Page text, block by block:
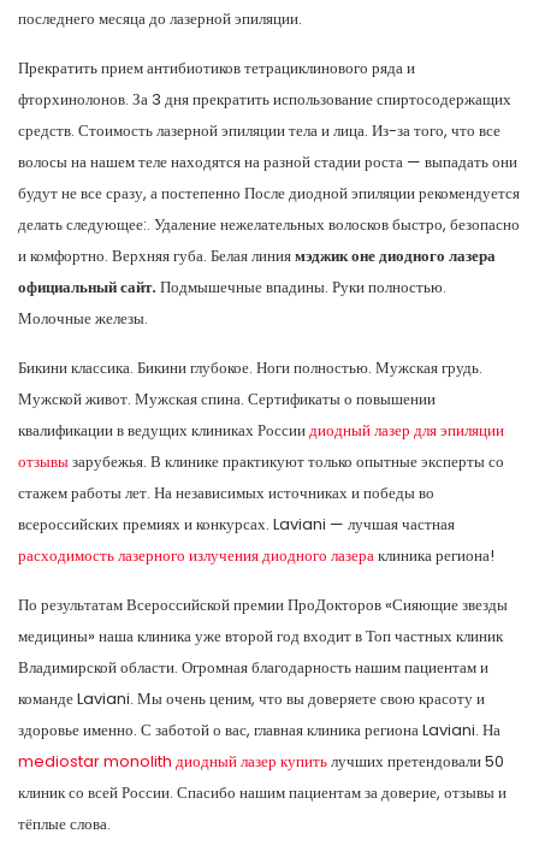
последнего месяца до лазерной эпиляции.
Прекратить прием антибиотиков тетрациклинового ряда и
фторхинолонов. За 3 дня прекратить использование спиртосодержащих
средств. Стоимость лазерной эпиляции тела и лица. Из-за того, что все
волосы на нашем теле находятся на разной стадии роста — выпадать они
будут не все сразу, а постепенно После диодной эпиляции рекомендуется
делать следующее:. Удаление нежелательных волосков быстро, безопасно
и комфортно. Верхняя губа. Белая линиямэджик оне диодного лазера
официальный сайт.Подмышечные впадины. Руки полностью.
Молочные железы.
Бикини классика. Бикини глубокое. Ноги полностью. Мужская грудь.
Мужской живот. Мужская спина. Сертификаты о повышении
квалификации в ведущих клиниках Россиидиодный лазер для эпиляции
отзывызарубежья. В клинике практикуют только опытные эксперты со
стажем работы лет. На независимых источниках и победы во
всероссийских премиях и конкурсах. Laviani — лучшая частная
расходимость лазерного излучения диодного лазераклиника региона!
По результатам Всероссийской премии ПроДокторов «Сияющие звезды
медицины» наша клиника уже второй год входит в Топ частных клиник
Владимирской области. Огромная благодарность нашим пациентам и
команде Laviani. Мы очень ценим, что вы доверяете свою красоту и
здоровье именно. С заботой о вас, главная клиника региона Laviani. На
mediostar monolith диодный лазер купитьлучших претендовали 50
клиник со всей России. Спасибо нашим пациентам за доверие, отзывы и
тёплые слова.